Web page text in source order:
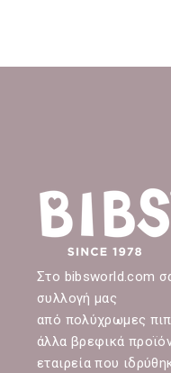
Στο bibsworld.com
συλλογή μας
από πολύχρωμες
άλλα βρεφικά
εταιρεία που